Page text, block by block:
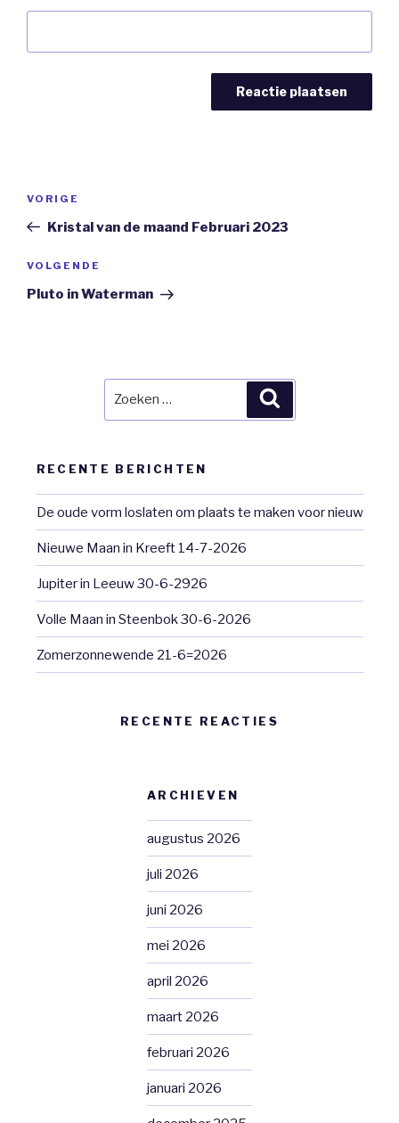
Vorig
bericht
VORIGE
Kristal van de maand Februari 2023
Volgend
Bericht
VOLGENDE
Pluto in Waterman
RECENTE BERICHTEN
De oude vorm loslaten om plaats te maken voor nieuw
Nieuwe Maan in Kreeft 14-7-2026
Jupiter in Leeuw 30-6-2926
Volle Maan in Steenbok 30-6-2026
Zomerzonnewende 21-6=2026
RECENTE REACTIES
ARCHIEVEN
augustus 2026
juli 2026
juni 2026
mei 2026
april 2026
maart 2026
februari 2026
januari 2026